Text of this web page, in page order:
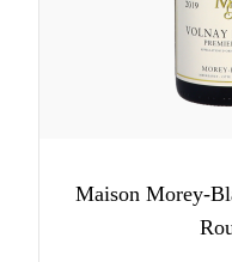
Maison Morey-